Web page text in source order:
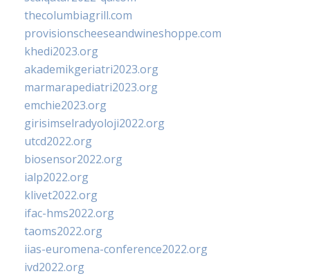
thecolumbiagrill.com
provisionscheeseandwineshoppe.com
khedi2023.org
akademikgeriatri2023.org
marmarapediatri2023.org
emchie2023.org
girisimselradyoloji2022.org
utcd2022.org
biosensor2022.org
ialp2022.org
klivet2022.org
ifac-hms2022.org
taoms2022.org
iias-euromena-conference2022.org
ivd2022.org